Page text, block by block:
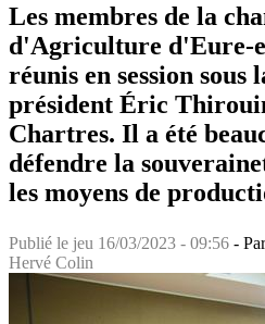
Les membres de la
d'Agriculture d'Eure-
réunis en session
président Éric
Chartres. Il a été
défendre la
les moyens de
Publié le jeu 16/03/2023 - 09:56 - Par
Hervé Colin